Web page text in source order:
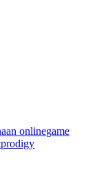
onlinegame
prodigy